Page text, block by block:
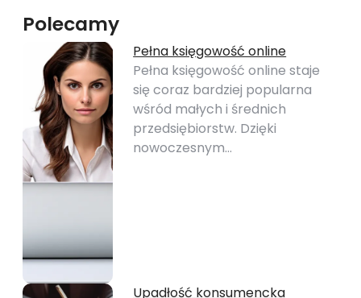
Polecamy
Pełna księgowość online
Pełna księgowość online staje
się coraz bardziej popularna
wśród małych i średnich
przedsiębiorstw. Dzięki
nowoczesnym…
Upadłość konsumencka